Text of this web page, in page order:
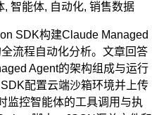
, 智能体, 自动化, 销售数据
SDK构建Claude Managed
流程自动化分析。文章回答
Agent的架构组成与运行
配置云端沙箱环境并上传
监控智能体的工具调用与执